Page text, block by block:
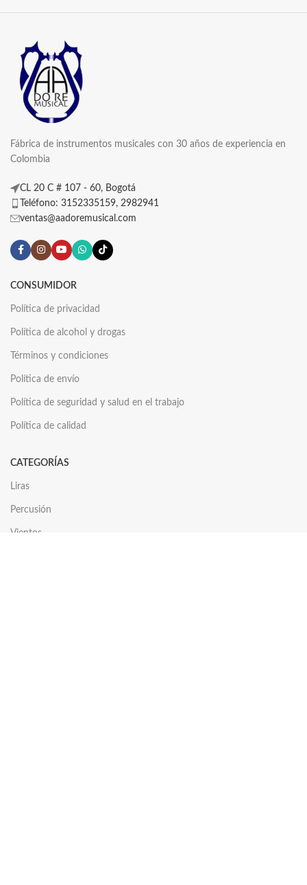
Fábrica de instrumentos musicales con 30 años de experiencia en
Colombia
CL 20 C # 107 - 60, Bogotá
Teléfono: 3152335159, 2982941
ventas@aadoremusical.com
CONSUMIDOR
Política de privacidad
Política de alcohol y drogas
Términos y condiciones
Política de envío
Política de seguridad y salud en el trabajo
Política de calidad
CATEGORÍAS
Liras
Percusión
Vientos